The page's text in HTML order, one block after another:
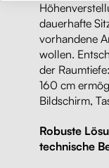
dauerhafte
vorhandene
wollen.
der
160 cm
Bildschirm,
Robuste
technische